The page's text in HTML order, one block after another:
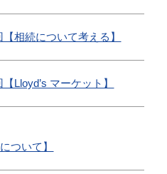
【相続について考える】
Lloyd’s マーケット】
ついて】